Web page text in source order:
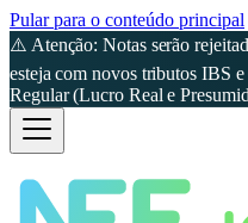
Pular para o conteúdo principal
⚠️ Atenção: Notas serão
esteja com novos tributos IBS
Regular (Lucro Real e